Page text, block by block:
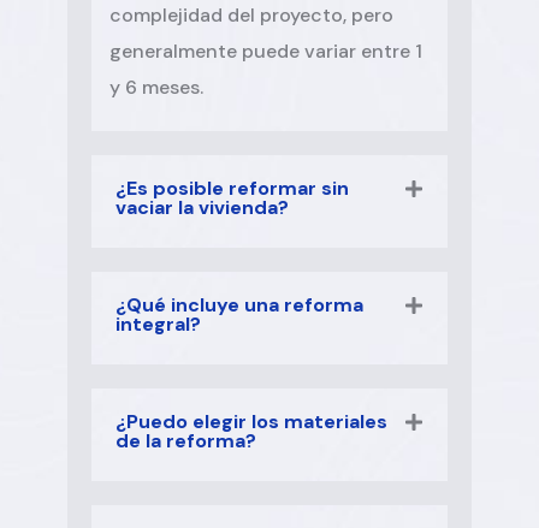
complejidad del proyecto, pero
generalmente puede variar entre 1
y 6 meses.
¿Es posible reformar sin
vaciar la vivienda?
¿Qué incluye una reforma
integral?
¿Puedo elegir los materiales
de la reforma?